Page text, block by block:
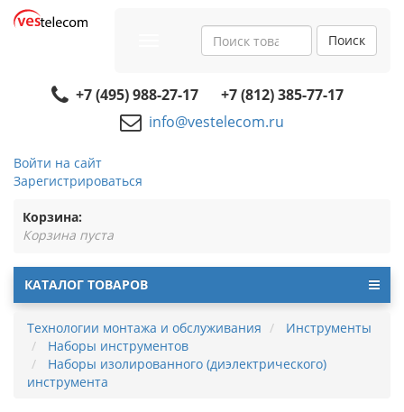
navigation
Поиск
+7 (495) 988-27-17
+7 (812) 385-77-17
info@vestelecom.ru
Войти на сайт
Зарегистрироваться
Корзина:
Корзина пуста
КАТАЛОГ ТОВАРОВ
Технологии монтажа и обслуживания
Инструменты
Наборы инструментов
Наборы изолированного (диэлектрического)
инструмента